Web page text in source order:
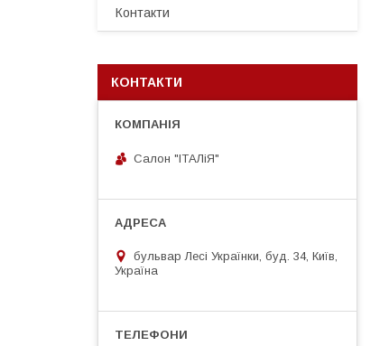
Контакти
КОНТАКТИ
Салон "ІТАЛіЯ"
бульвар Лесі Українки, буд. 34, Київ,
Україна